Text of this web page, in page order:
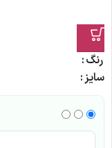
رنگ
سایز